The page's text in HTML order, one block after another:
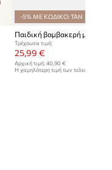
-5% ΜΕ ΚΩΔΙΚΟ: TAN
Παιδική βαμβακερή μπλούζα
Τρέχουσα τιμή:
25,99 €
Αρχική τιμή: 40,90 €
Η χαμηλότερη τιμή των τελευταίων